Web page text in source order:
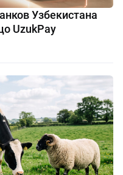
Узбекистана
UzukPay